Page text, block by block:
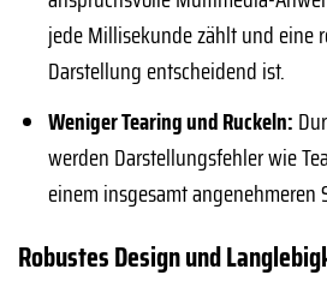
jede Millisekunde zählt und eine
Darstellung entscheidend ist.
Weniger Tearing und Ruckeln:
werden Darstellungsfehler wie
einem insgesamt angenehmeren
Robustes Design und